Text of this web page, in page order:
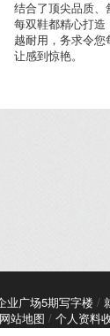
结合了顶尖品质、
每双鞋都精心打
越耐用，务求令
让感到惊艳。
业广场5期写字楼 /
网站地图 / 个人资料